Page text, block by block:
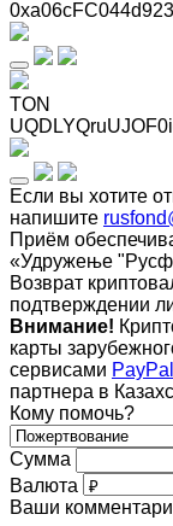
TON
Если вы хотите
напишите
Приём
«Удружење
Возврат
подтверждении
Внимание!
карты
сервисами PayPal
партнера в
Кому помочь?
Сумма
Валюта
Ваши